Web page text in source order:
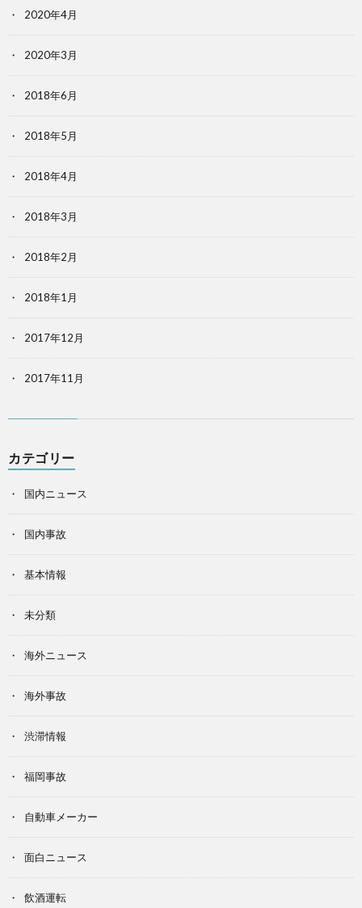
2020年4月
2020年3月
2018年6月
2018年5月
2018年4月
2018年3月
2018年2月
2018年1月
2017年12月
2017年11月
カテゴリー
国内ニュース
国内事故
基本情報
未分類
海外ニュース
海外事故
渋滞情報
福岡事故
自動車メーカー
面白ニュース
飲酒運転